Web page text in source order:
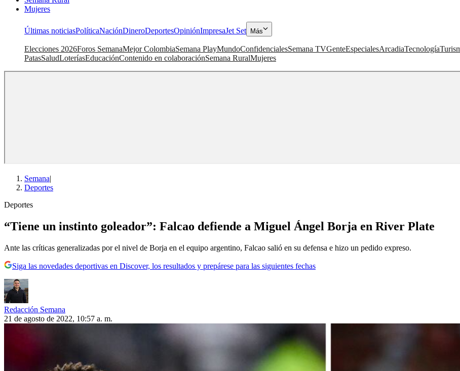
Mujeres
Últimas noticiasPolíticaNaciónDineroDeportesOpiniónImpresaJet Set Más
Elecciones 2026Foros SemanaMejor ColombiaSemana PlayMundoConfidencialesSemana TVGenteEspecialesArcadiaTecnología
PatasSaludLoteríasEducaciónContenido en colaboraciónSemana RuralMujeres
Semana|
Deportes
Deportes
“Tiene un instinto goleador”: Falcao defiende a Miguel Ángel Borja en River Plate
Ante las críticas generalizadas por el nivel de Borja en el equipo argentino, Falcao salió en su defensa e hizo un pedido expreso.
Siga las novedades deportivas en Discover, los resultados y prepárese para las siguientes fechas
Redacción Semana
21 de agosto de 2022, 10:57 a. m.